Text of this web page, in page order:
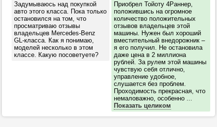
Задумываюсь над покупкой
авто этого класса. Пока только
остановился на том, что
просматриваю отзывы
владельцев Mercedes-Benz
GL-класса. Как я понимаю,
моделей несколько в этом
классе. Какую посоветуете?
Приобрел Тойоту 4Раннер,
положившись на огромное
количество положительных
отзывов владельцев этой
машины. Нужен был хороший
вместительный внедорожник –
я его получил. Не остановила
даже цена в 2 миллиона
рублей. За рулем этой машины
чувствую себя отлично,
управление удобное,
слушается без проблем.
Проходимость прекрасная, что
немаловажно, особенно ...
Показать целиком